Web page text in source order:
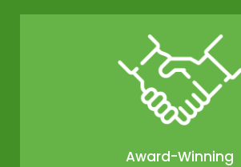
Award-Winning